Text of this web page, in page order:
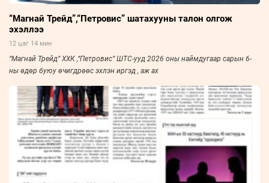
“Магнай Трейд”,“Петровис” шатахууны талон олгож
эхэллээ
12 цаг 14 мин
“Магнай Трейд” ХХК ,“Петровис” ШТС-ууд 2026 оны наймдугаар сарын 6-
ны өдөр буюу өчигдрөөс эхлэн иргэд , аж ах